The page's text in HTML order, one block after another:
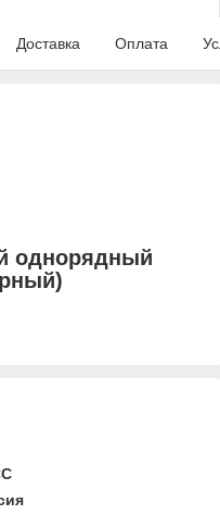
Доставка Оплата
однорядный